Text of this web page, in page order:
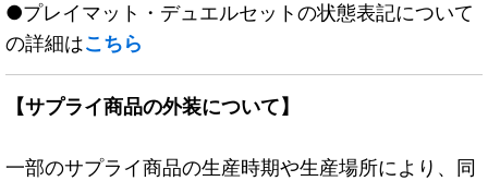
●プレイマット・デュエルセットの状態表記について
の詳細はこちら
【サプライ商品の外装について】
一部のサプライ商品の生産時期や生産場所により、同